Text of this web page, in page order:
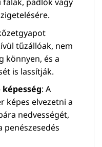
tűzállóak, nem
könnyen, és a
is lassítják.
: A
képes elvezetni a
nedvességét,
penészesedés